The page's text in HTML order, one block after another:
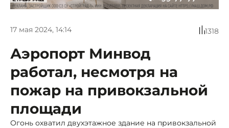
17 мая 2024, 14:14 1318
Аэропорт Минвод
работал, несмотря на
пожар на привокзальной
площади
Огонь охватил двухэтажное здание на привокзальной